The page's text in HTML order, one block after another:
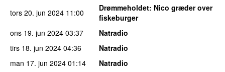
tors 20. jun 2024 11:00 Drømmeholdet: Nico græder over
fiskeburger
ons 19. jun 2024 03:37
Natradio
tirs 18. jun 2024 04:36
Natradio
man 17. jun 2024 01:14
Natradio